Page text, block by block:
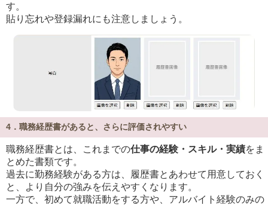
す。
貼り忘れや登録漏れにも注意しましょう。
4．職務経歴書があると、さらに評価されやすい
職務経歴書とは、これまでの仕事の経験・スキル・実績をま
とめた書類です。
過去に勤務経験がある方は、履歴書とあわせて用意しておく
と、より自分の強みを伝えやすくなります。
一方で、初めて就職活動をする方や、アルバイト経験のみの